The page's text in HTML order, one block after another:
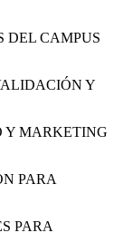
DEL CAMPUS
Y
Y MARKETING
PARA
PARA